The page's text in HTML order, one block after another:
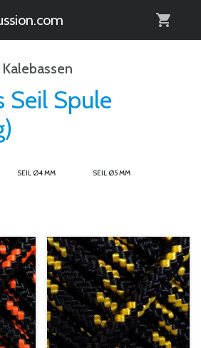
Seil Spule
SEIL Ø4 MM SEIL Ø5 MM